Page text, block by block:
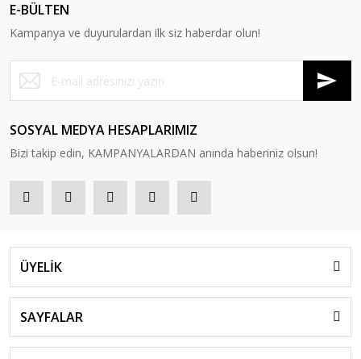
E-BÜLTEN
Kampanya ve duyurulardan ilk siz haberdar olun!
SOSYAL MEDYA HESAPLARIMIZ
Bizi takip edin, KAMPANYALARDAN anında haberiniz olsun!
ÜYELİK
SAYFALAR